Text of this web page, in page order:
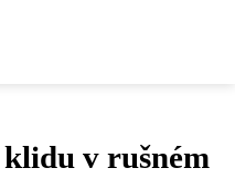
v rušném